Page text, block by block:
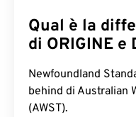
Qual è la
di ORIGINE e
Newfoundland
behind di Australian
(AWST).